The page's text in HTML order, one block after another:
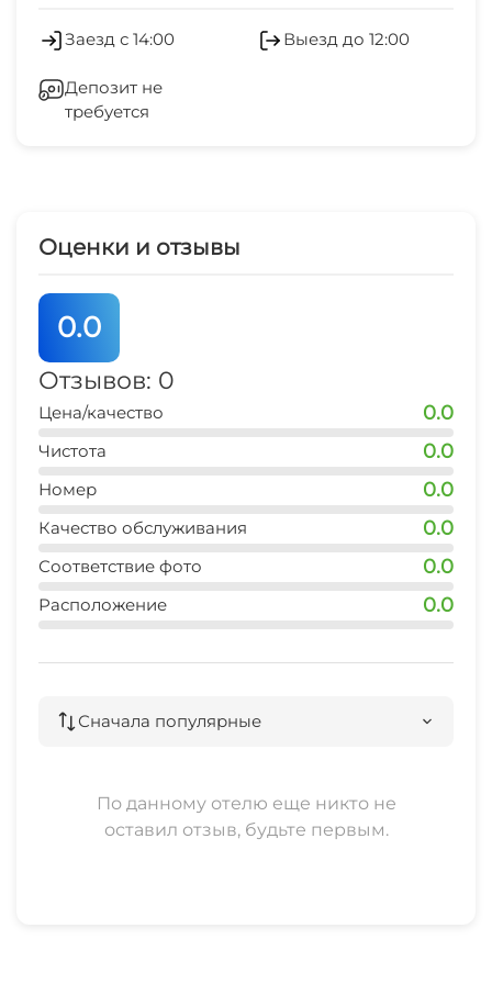
остановка транспорта
центр
30 мин
СВЧ
Заезд с 14:00 Выезд до 12:00
Депозит не
требуется
Оценки и отзывы
0.0
Отзывов: 0
Цена/качество 0.0
Чистота 0.0
Номер 0.0
Качество обслуживания 0.0
Соответствие фото 0.0
Расположение 0.0
Сначала популярные
По данному отелю еще никто не
оставил отзыв, будьте первым.